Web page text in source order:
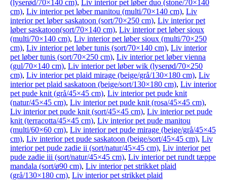
(lyserød/70×140 cm), Liv interior pet løber duo (stone/70×140
cm), Liv interior pet løber manitou (multi/70×140 cm), Liv
interior pet løber saskatoon (sort/70×250 cm), Liv interior pet
løber saskatoon(sort/70×140 cm), Liv interior pet løber sioux
(multi/70×140 cm), Liv interior pet løber sioux (multi/70×250
cm), Liv interior pet løber tunis (sort/70×140 cm), Liv interior
pet løber tunis (sort/70×250 cm), Liv interior pet løber vienna
(gul/70×140 cm), Liv interior pet løber wik (lyserød/70×250
cm), Liv interior pet plaid mirage (beige/grå/130×180 cm), Liv
interior pet plaid saskatoon (beige/sort/130×180 cm), Liv interior
pet pude knit (grå/45×45 cm), Liv interior pet pude knit
(natur/45×45 cm), Liv interior pet pude knit (rosa/45×45 cm),
Liv interior pet pude knit (sort/45×45 cm), Liv interior pet pude
knit (terracotta/45×45 cm), Liv interior pet pude manitou
(multi/60×60 cm), Liv interior pet pude mirage (beige/grå/45×45
cm), Liv interior pet pude saskatoon (beige/sort/45×45 cm), Liv
interior pet pude zadie ii (sort/natur/45×45 cm), Liv interior pet
pude zadie iii (sort/natur/45×45 cm), Liv interior pet rundt tæppe
mandala (sort/ø90 cm), Liv interior pet strikket plaid
(grå/130×180 cm), Liv interior pet strikket plaid